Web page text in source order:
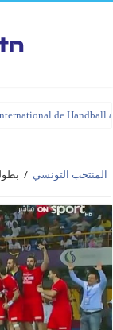
de Handball
المنتخب التونسي /